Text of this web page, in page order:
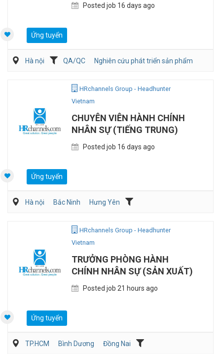
Posted job 16 days ago
Ứng tuyển
Hà nội QA/QC Nghiên cứu phát triển sản phẩm
HRchannels Group - Headhunter
Vietnam
CHUYÊN VIÊN HÀNH CHÍNH
NHÂN SỰ (TIẾNG TRUNG)
Posted job 16 days ago
Ứng tuyển
Hà nội Bắc Ninh Hưng Yên
HRchannels Group - Headhunter
Vietnam
TRƯỞNG PHÒNG HÀNH
CHÍNH NHÂN SỰ (SẢN XUẤT)
Posted job 21 hours ago
Ứng tuyển
TP.HCM Bình Dương
Đồng Nai